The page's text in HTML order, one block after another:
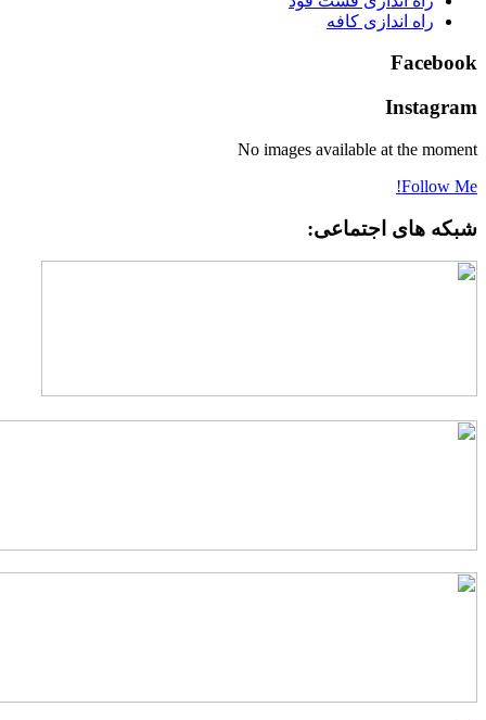
راه اندازی کافه
No images available at the
Follow
های اجتماعی: